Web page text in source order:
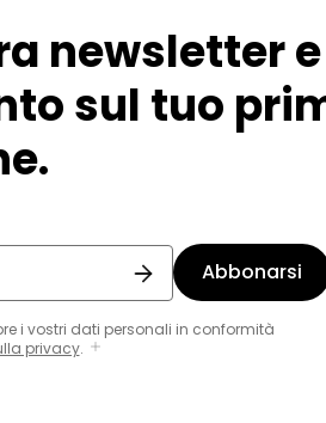
newsletter e
sul tuo
i vostri dati personali in conformità
privacy.
Abbonarsi